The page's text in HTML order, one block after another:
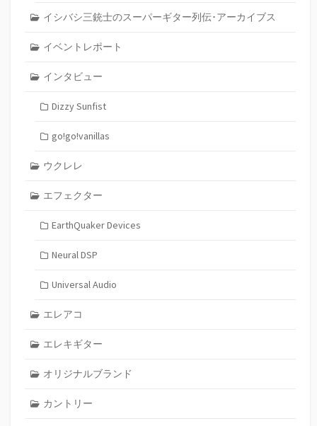
イシバシ三銃士のスーパーギター列伝･アーカイブス
イベントレポート
インタビュー
Dizzy Sunfist
go!go!vanillas
ウクレレ
エフェクター
EarthQuaker Devices
Neural DSP
Universal Audio
エレアコ
エレキギター
オリジナルブランド
カントリー